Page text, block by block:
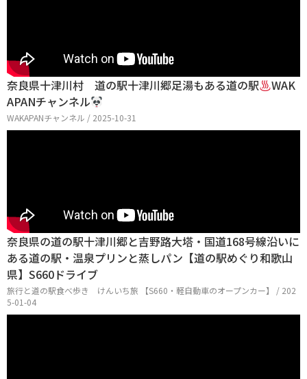
奈良県十津川村 道の駅十津川郷足湯もある道の駅
WAK
APANチャンネル
WAKAPANチャンネル / 2025-10-31
奈良県の道の駅十津川郷と吉野路大塔・国道168号線沿いに
ある道の駅・温泉プリンと蒸しパン【道の駅めぐり和歌山
県】S660ドライブ
旅行と道の駅食べ歩き けんいち旅 【S660・軽自動車のオープンカー】 / 202
5-01-04